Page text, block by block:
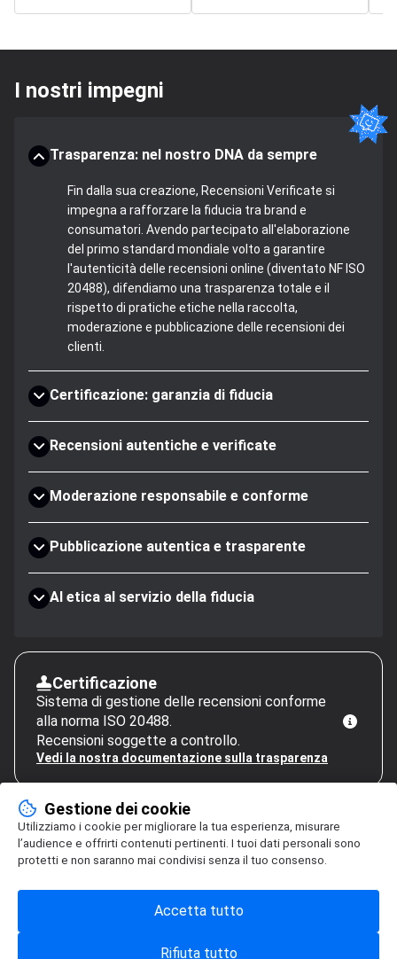
I nostri impegni
Trasparenza: nel nostro DNA da sempre
Fin dalla sua creazione, Recensioni Verificate si
impegna a rafforzare la fiducia tra brand e
consumatori. Avendo partecipato all'elaborazione
del primo standard mondiale volto a garantire
l'autenticità delle recensioni online (diventato NF ISO
20488), difendiamo una trasparenza totale e il
rispetto di pratiche etiche nella raccolta,
moderazione e pubblicazione delle recensioni dei
clienti.
Certificazione: garanzia di fiducia
Recensioni autentiche e verificate
Moderazione responsabile e conforme
Pubblicazione autentica e trasparente
AI etica al servizio della fiducia
Certificazione
Sistema di gestione delle recensioni conforme
alla norma ISO 20488.
Recensioni soggette a controllo.
Vedi la nostra documentazione sulla trasparenza
Gestione dei cookie
Utilizziamo i cookie per migliorare la tua esperienza, misurare
l’audience e offrirti contenuti pertinenti. I tuoi dati personali sono
protetti e non saranno mai condivisi senza il tuo consenso.
Rifiuta tutto
Accetta tutto